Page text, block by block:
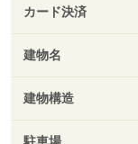
カード決済
建物名
建物構造